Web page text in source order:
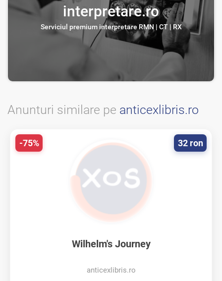
interpretare.ro
Serviciul premium interpretare RMN | CT | RX
Anunturi similare pe anticexlibris.ro
Wilhelm's Journey
anticexlibris.ro
32 ron
-75%